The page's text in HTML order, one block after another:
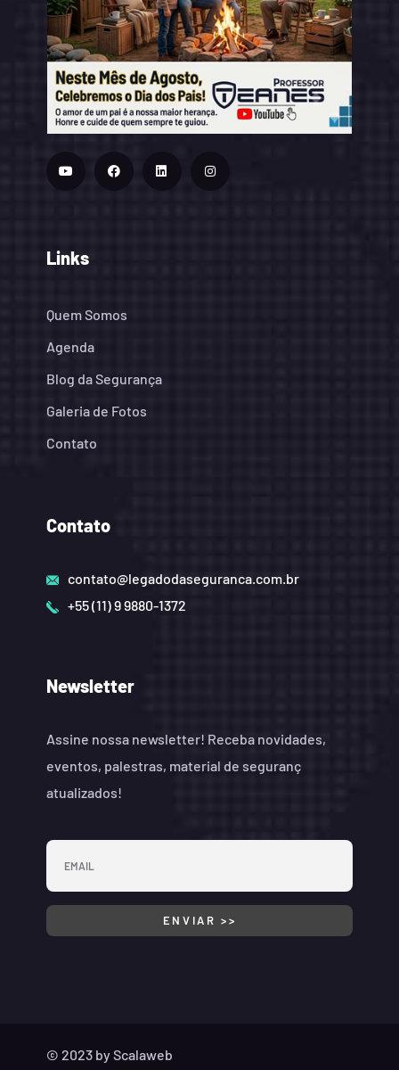
Links
Quem Somos
Agenda
Blog da Segurança
Galeria de Fotos
Contato
Contato
contato@legadodaseguranca.com.br
+55 (11) 9 9880-1372
Newsletter
Assine nossa newsletter! Receba novidades,
eventos, palestras, material de seguranç
atualizados!
© 2023 byScalaweb